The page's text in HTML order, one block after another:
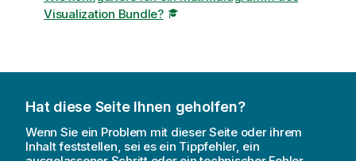
Visualization Bundle?
Hat diese Seite Ihnen geholfen?
Wenn Sie ein Problem mit dieser Seite oder ihrem
Inhalt feststellen, sei es ein Tippfehler, ein